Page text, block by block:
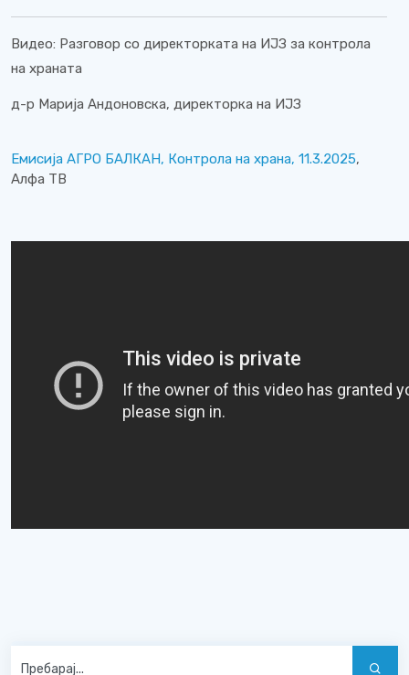
Видео: Разговор со директорката на ИЈЗ за контрола
на храната
д-р Марија Андоновска, директорка на ИЈЗ
Емисија АГРО БАЛКАН, Контрола на храна, 11.3.2025,
Алфа ТВ